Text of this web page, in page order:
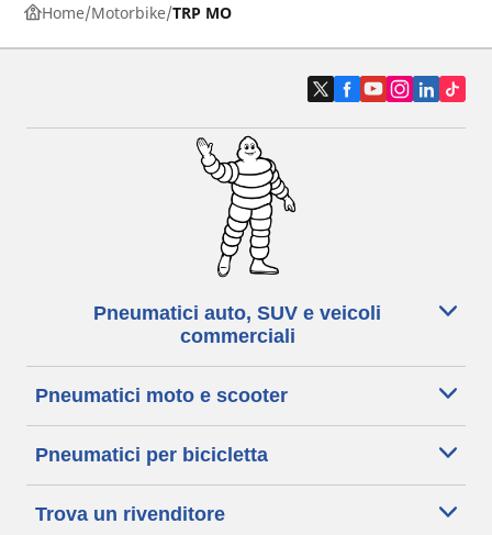
Home Motorbike TRP MO
Pneumatici auto, SUV e veicoli
commerciali
Pneumatici moto e scooter
Pneumatici per bicicletta
Trova un rivenditore